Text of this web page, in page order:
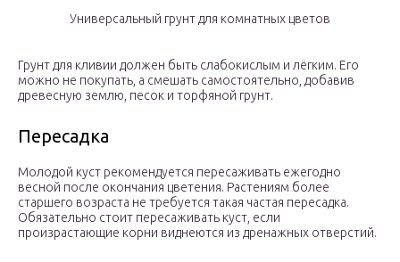
Универсальный грунт для комнатных цветов
Грунт для кливии должен быть слабокислым и лёгким. Его
можно не покупать, а смешать самостоятельно, добавив
древесную землю, песок и торфяной грунт.
Пересадка
Молодой куст рекомендуется пересаживать ежегодно
весной после окончания цветения. Растениям более
старшего возраста не требуется такая частая пересадка.
Обязательно стоит пересаживать куст, если
произрастающие корни виднеются из дренажных отверстий.